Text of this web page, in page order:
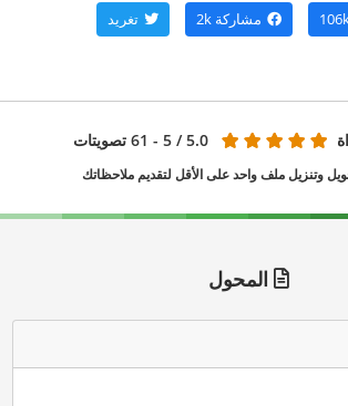
مشاركة 2k تغريد
5.0 / 5 - 61 تصويتات
وتنزيل ملف واحد على الأقل لتقديم ملاحظاتك
المحول